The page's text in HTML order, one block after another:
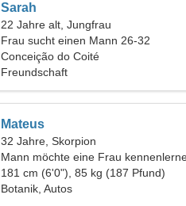
Sarah
22 Jahre alt, Jungfrau
Frau sucht einen Mann 26-32
Conceição do Coité
Freundschaft
Mateus
32 Jahre, Skorpion
Mann möchte eine Frau
181 cm (6'0"), 85 kg (187 Pfund)
Botanik, Autos